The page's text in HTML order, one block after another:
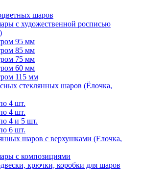
шаров
с художественной росписью
95 мм
85 мм
75 мм
60 мм
115 мм
стеклянных шаров (Ёлочка,
4 шт.
4 шт.
4 и 5 шт.
6 шт.
шаров с верхушками (Елочка,
с композициями
крючки, коробки для шаров